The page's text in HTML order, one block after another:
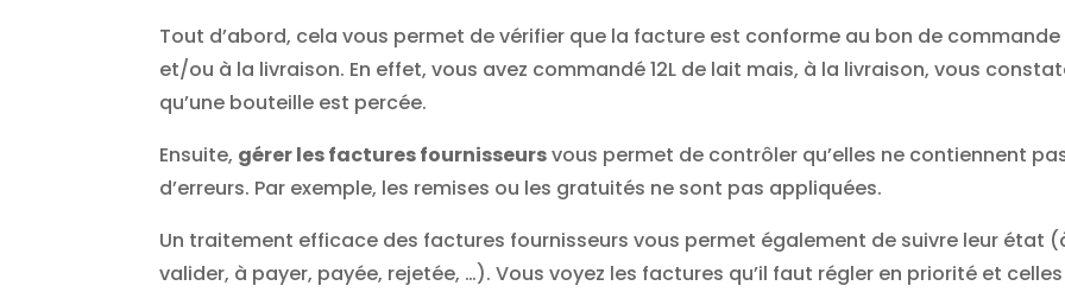
Tout d’abord, cela vous permet de vérifier que la facture est conforme au bon de commande
et/ou à la livraison. En effet, vous avez commandé 12L de lait mais, à la livraison, vous
qu’une bouteille est percée.
Ensuite, gérer les factures fournisseursvous permet de contrôler qu’elles ne contiennent
d’erreurs. Par exemple, les remises ou les gratuités ne sont pas appliquées.
Un traitement efficace des factures fournisseurs vous permet également de suivre leur état
valider, à payer, payée, rejetée, …). Vous voyez les factures qu’il faut régler en priorité et celles